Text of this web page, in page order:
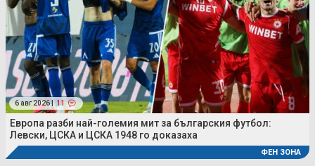
6 авг 2026 | 11
Европа разби най-големия мит за българския футбол:
Левски, ЦСКА и ЦСКА 1948 го доказаха
ФЕН ЗОНА